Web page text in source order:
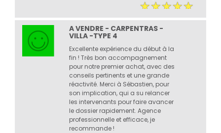
A VENDRE - CARPENTRAS -
VILLA -TYPE 4
Excellente expérience du début à la
fin ! Très bon accompagnement
pour notre premier achat, avec des
conseils pertinents et une grande
réactivité. Merci à Sébastien, pour
son implication, qui a su relancer
les intervenants pour faire avancer
le dossier rapidement. Agence
professionnelle et efficace, je
recommande !